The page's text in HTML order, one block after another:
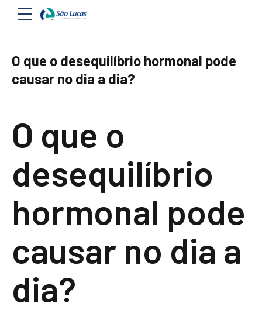
O que o desequilíbrio hormonal pode
causar no dia a dia?
O que o
desequilíbrio
hormonal pode
causar no dia a
dia?